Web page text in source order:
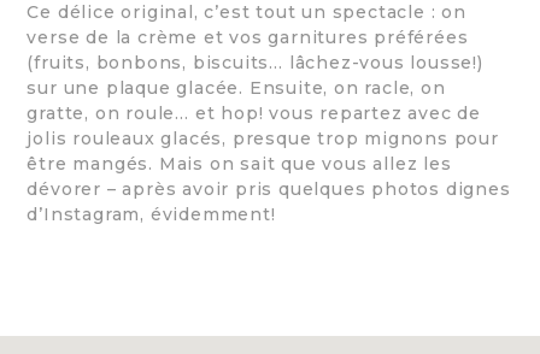
Ce délice original, c’est tout un spectacle : on
verse de la crème et vos garnitures préférées
(fruits, bonbons, biscuits… lâchez-vous lousse!)
sur une plaque glacée. Ensuite, on racle, on
gratte, on roule… et hop! vous repartez avec de
jolis rouleaux glacés, presque trop mignons pour
être mangés. Mais on sait que vous allez les
dévorer – après avoir pris quelques photos dignes
d’Instagram, évidemment!